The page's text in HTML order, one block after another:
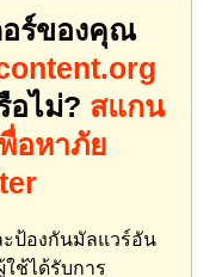
ร์ของคุณ
อไม่? สแกน
อหาภัย
ะป้องกันมัลแวร์อัน
ช้ได้รับการ